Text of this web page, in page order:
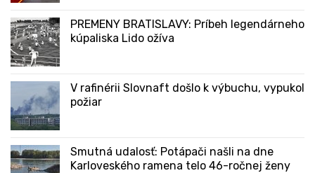
PREMENY BRATISLAVY: Príbeh legendárneho
kúpaliska Lido ožíva
V rafinérii Slovnaft došlo k výbuchu, vypukol
požiar
Smutná udalosť: Potápači našli na dne
Karloveského ramena telo 46-ročnej ženy